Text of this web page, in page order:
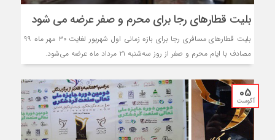
بلیت قطار‌های رجا برای محرم و صفر عرضه می شود
بلیت قطار‌های مسافری رجا برای بازه زمانی اول شهریور لغایت ۳۰ مهر ماه ۹۹
مصادف با ایام محرم و صفر از روز سه‌شنبه ۲۱ مرداد ماه عرضه می‌شود.
05
آگوست